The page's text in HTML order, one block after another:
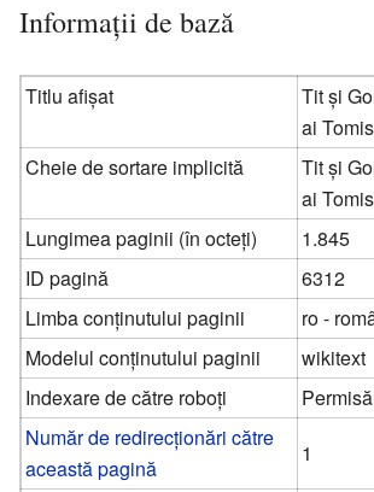
Informații de bază
Titlu afișat
Tit și
ai
Cheie de sortare implicită
Tit și
ai
Lungimea paginii (în octeți)
1.845
ID pagină
6312
Limba conținutului paginii
ro -
Modelul conținutului paginii
wikitext
Indexare de către roboți
Permisă
Număr de redirecționări către
această pagină
1